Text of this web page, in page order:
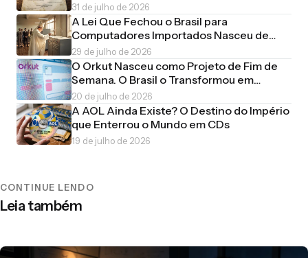
31 de julho de 2026
A Lei Que Fechou o Brasil para
Computadores Importados Nasceu de
uma Piada de Estudante
29 de julho de 2026
O Orkut Nasceu como Projeto de Fim de
Semana. O Brasil o Transformou em
Império
20 de julho de 2026
A AOL Ainda Existe? O Destino do Império
que Enterrou o Mundo em CDs
19 de julho de 2026
CONTINUE LENDO
Leia também